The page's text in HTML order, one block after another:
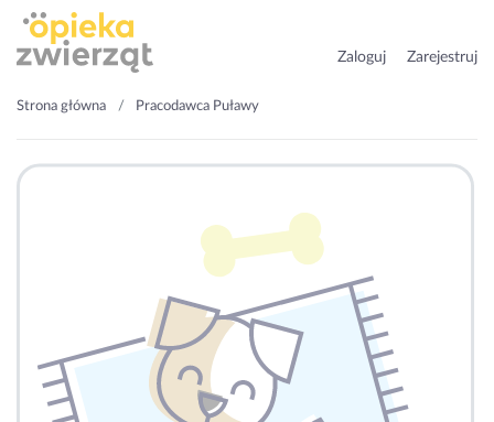
Zaloguj Zarejestruj
Strona główna Pracodawca Puławy